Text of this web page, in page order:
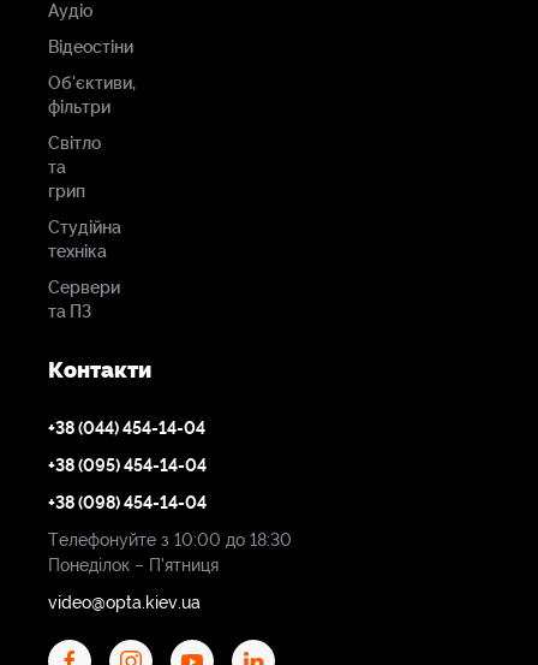
Аудіо
Відеостіни
Об'єктиви,
фільтри
Світло
та
грип
Студійна
техніка
Сервери
та ПЗ
Контакти
+38 (044) 454-14-04
+38 (095) 454-14-04
+38 (098) 454-14-04
Телефонуйте з 10:00 до 18:30
Понеділок – П'ятниця
video@opta.kiev.ua